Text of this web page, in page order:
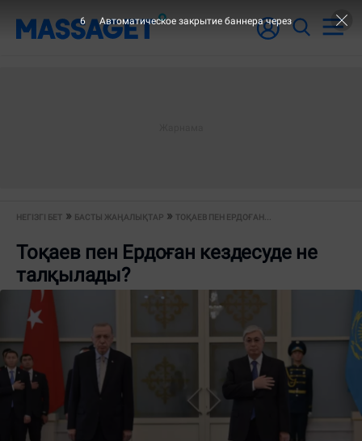
НЕГІЗГІ БЕТ БАСТЫ ЖАҢАЛЫҚТАР ТОҚАЕВ ПЕН ЕРДОҒАН...
Тоқаев пен Ердоған кездесуде не
талқылады?
6 Автоматическое закрытие баннера через